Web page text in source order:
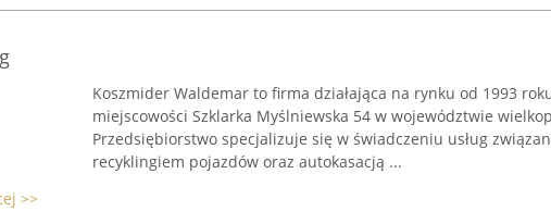
>>
Koszmider Waldemar to firma działająca na rynku od 1993
miejscowości Szklarka Myślniewska 54 w województwie
Przedsiębiorstwo specjalizuje się w świadczeniu usług
recyklingiem pojazdów oraz autokasacją ...